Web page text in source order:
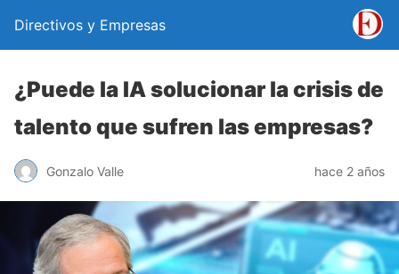
Directivos y Empresas
¿Puede la IA solucionar la crisis de
talento que sufren las empresas?
Gonzalo Valle hace 2 años